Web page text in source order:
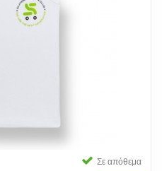
Σε απόθεμα